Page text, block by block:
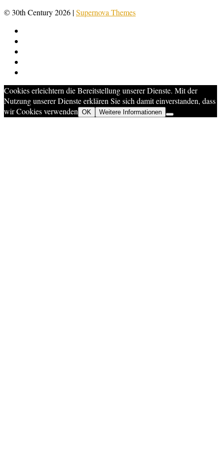
© 30th Century 2026 |Supernova Themes
Cookies erleichtern die Bereitstellung unserer Dienste. Mit der
Nutzung unserer Dienste erklären Sie sich damit einverstanden, dass
wir Cookies verwenden OK Weitere Informationen